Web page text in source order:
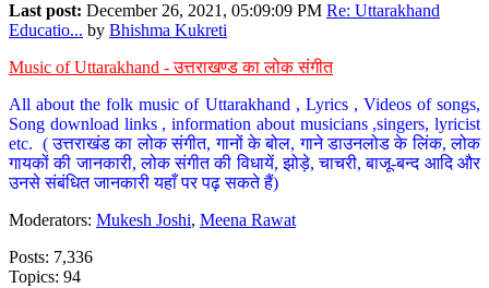
Last post: December 26, 2021, 05:09:09 PM Re: Uttarakhand
Educatio... by Bhishma Kukreti
Music of Uttarakhand - उत्तराखण्ड का लोक संगीत
All about the folk music of Uttarakhand , Lyrics , Videos of songs,
Song download links , information about musicians ,singers, lyricist
etc. ( उत्तराखंड का लोक संगीत, गानों के बोल, गाने डाउनलोड के लिंक, लोक
गायकों की जानकारी, लोक संगीत की विधायें, झोड़े, चाचरी, बाजू-बन्द आदि और
उनसे संबंधित जानकारी यहाँ पर पढ़ सकते हैं)
Moderators: Mukesh Joshi, Meena Rawat
Posts: 7,336
Topics: 94